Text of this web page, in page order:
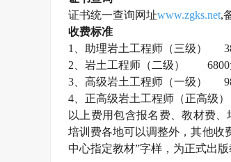
证书统一查询网址www.zgks.net,
收费标准
1、助理岩土工程师 （三级）
2、 岩土工程师 （二级）
6800
3、高级岩土工程师 （一级）
4、正高级岩土工程师 （正高级
以上费用包含报名费、教材费
培训费各地可以调整外，其他收
中心指定教材”字样，为正式出版